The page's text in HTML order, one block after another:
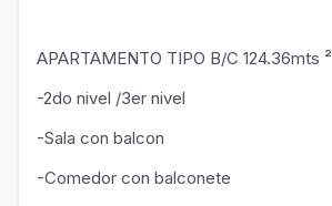
APARTAMENTO TIPO B/C 124.36mts ²
-2do nivel /3er nivel
-Sala con balcon
-Comedor con balconete